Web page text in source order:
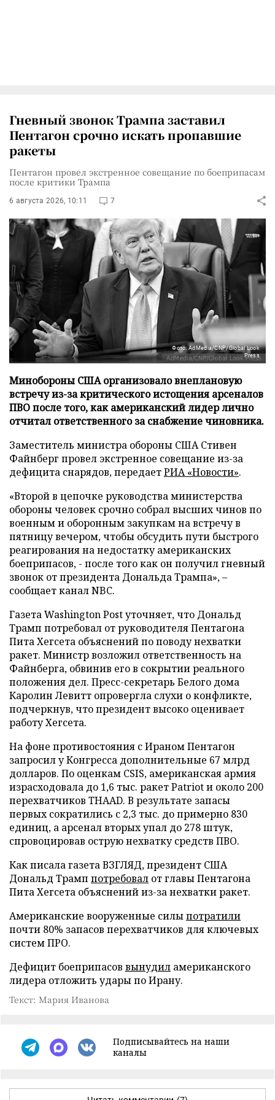
Гневный звонок Трампа заставил
Пентагон срочно искать пропавшие
ракеты
Пентагон провел экстренное совещание по боеприпасам
после критики Трампа
6 августа 2026, 10:11 7
Фото: AdMedia/CNP/Global Look
Press
Минобороны США организовало внеплановую
встречу из-за критического истощения арсеналов
ПВО после того, как американский лидер лично
отчитал ответственного за снабжение чиновника.
Заместитель министра обороны США Стивен
Файнберг провел экстренное совещание из-за
дефицита снарядов, передаетРИА «Новости».
«Второй в цепочке руководства министерства
обороны человек срочно собрал высших чинов по
военным и оборонным закупкам на встречу в
пятницу вечером, чтобы обсудить пути быстрого
реагирования на недостатку американских
боеприпасов, - после того как он получил гневный
звонок от президента Дональда Трампа», –
сообщает канал NBC.
Газета Washington Post уточняет, что Дональд
Трамп потребовал от руководителя Пентагона
Пита Хегсета объяснений по поводу нехватки
ракет. Министр возложил ответственность на
Файнберга, обвинив его в сокрытии реального
положения дел. Пресс-секретарь Белого дома
Каролин Левитт опровергла слухи о конфликте,
подчеркнув, что президент высоко оценивает
работу Хегсета.
На фоне противостояния с Ираном Пентагон
запросил у Конгресса дополнительные 67 млрд
долларов. По оценкам CSIS, американская армия
израсходовала до 1,6 тыс. ракет Patriot и около 200
перехватчиков THAAD. В результате запасы
первых сократились с 2,3 тыс. до примерно 830
единиц, а арсенал вторых упал до 278 штук,
спровоцировав острую нехватку средств ПВО.
Как писала газета ВЗГЛЯД, президент США
Дональд Трамп потребовал от главы Пентагона
Пита Хегсета объяснений из-за нехватки ракет.
Американские вооруженные силыпотратили
почти 80% запасов перехватчиков для ключевых
систем ПРО.
Дефицит боеприпасов вынудил американского
лидера отложить удары по Ирану.
Текст: Мария Иванова
Подписывайтесь на наши
каналы